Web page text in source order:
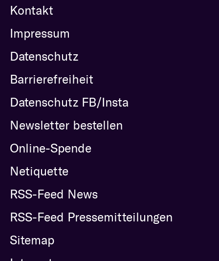
Kontakt
Impressum
Datenschutz
Barrierefreiheit
Datenschutz FB/Insta
Newsletter bestellen
Online-Spende
Netiquette
RSS-Feed News
RSS-Feed Pressemitteilungen
Sitemap